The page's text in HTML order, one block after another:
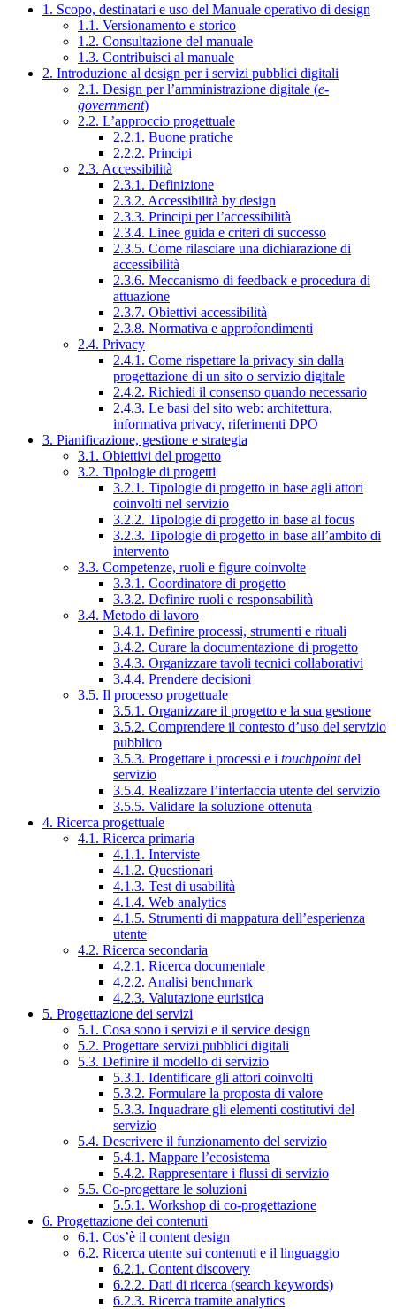
1. Scopo, destinatari e uso del Manuale operativo di design
1.1. Versionamento e storico
1.2. Consultazione del manuale
1.3. Contribuisci al manuale
2. Introduzione al design per i servizi pubblici digitali
2.1. Design per l’amministrazione digitale (e-
government)
2.2. L’approccio progettuale
2.2.1. Buone pratiche
2.2.2. Principi
2.3. Accessibilità
2.3.1. Definizione
2.3.2. Accessibilità by design
2.3.3. Principi per l’accessibilità
2.3.4. Linee guida e criteri di successo
2.3.5. Come rilasciare una dichiarazione di
accessibilità
2.3.6. Meccanismo di feedback e procedura di
attuazione
2.3.7. Obiettivi accessibilità
2.3.8. Normativa e approfondimenti
2.4. Privacy
2.4.1. Come rispettare la privacy sin dalla
progettazione di un sito o servizio digitale
2.4.2. Richiedi il consenso quando necessario
2.4.3. Le basi del sito web: architettura,
informativa privacy, riferimenti DPO
3. Pianificazione, gestione e strategia
3.1. Obiettivi del progetto
3.2. Tipologie di progetti
3.2.1. Tipologie di progetto in base agli attori
coinvolti nel servizio
3.2.2. Tipologie di progetto in base al focus
3.2.3. Tipologie di progetto in base all’ambito di
intervento
3.3. Competenze, ruoli e figure coinvolte
3.3.1. Coordinatore di progetto
3.3.2. Definire ruoli e responsabilità
3.4. Metodo di lavoro
3.4.1. Definire processi, strumenti e rituali
3.4.2. Curare la documentazione di progetto
3.4.3. Organizzare tavoli tecnici collaborativi
3.4.4. Prendere decisioni
3.5. Il processo progettuale
3.5.1. Organizzare il progetto e la sua gestione
3.5.2. Comprendere il contesto d’uso del servizio
pubblico
3.5.3. Progettare i processi e i touchpointdel
servizio
3.5.4. Realizzare l’interfaccia utente del servizio
3.5.5. Validare la soluzione ottenuta
4. Ricerca progettuale
4.1. Ricerca primaria
4.1.1. Interviste
4.1.2. Questionari
4.1.3. Test di usabilità
4.1.4. Web analytics
4.1.5. Strumenti di mappatura dell’esperienza
utente
4.2. Ricerca secondaria
4.2.1. Ricerca documentale
4.2.2. Analisi benchmark
4.2.3. Valutazione euristica
5. Progettazione dei servizi
5.1. Cosa sono i servizi e il service design
5.2. Progettare servizi pubblici digitali
5.3. Definire il modello di servizio
5.3.1. Identificare gli attori coinvolti
5.3.2. Formulare la proposta di valore
5.3.3. Inquadrare gli elementi costitutivi del
servizio
5.4. Descrivere il funzionamento del servizio
5.4.1. Mappare l’ecosistema
5.4.2. Rappresentare i flussi di servizio
5.5. Co-progettare le soluzioni
5.5.1. Workshop di co-progettazione
6. Progettazione dei contenuti
6.1. Cos’è il content design
6.2. Ricerca utente sui contenuti e il linguaggio
6.2.1. Content discovery
6.2.2. Dati di ricerca (search keywords)
6.2.3. Ricerca tramite analytics